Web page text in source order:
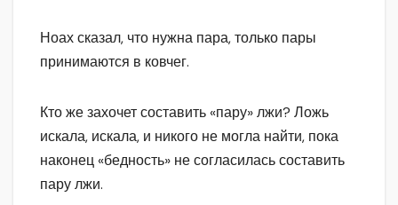
Ноах сказал, что нужна пара, только пары
принимаются в ковчег.
Кто же захочет составить «пару» лжи? Ложь
искала, искала, и никого не могла найти, пока
наконец «бедность» не согласилась составить
пару лжи.